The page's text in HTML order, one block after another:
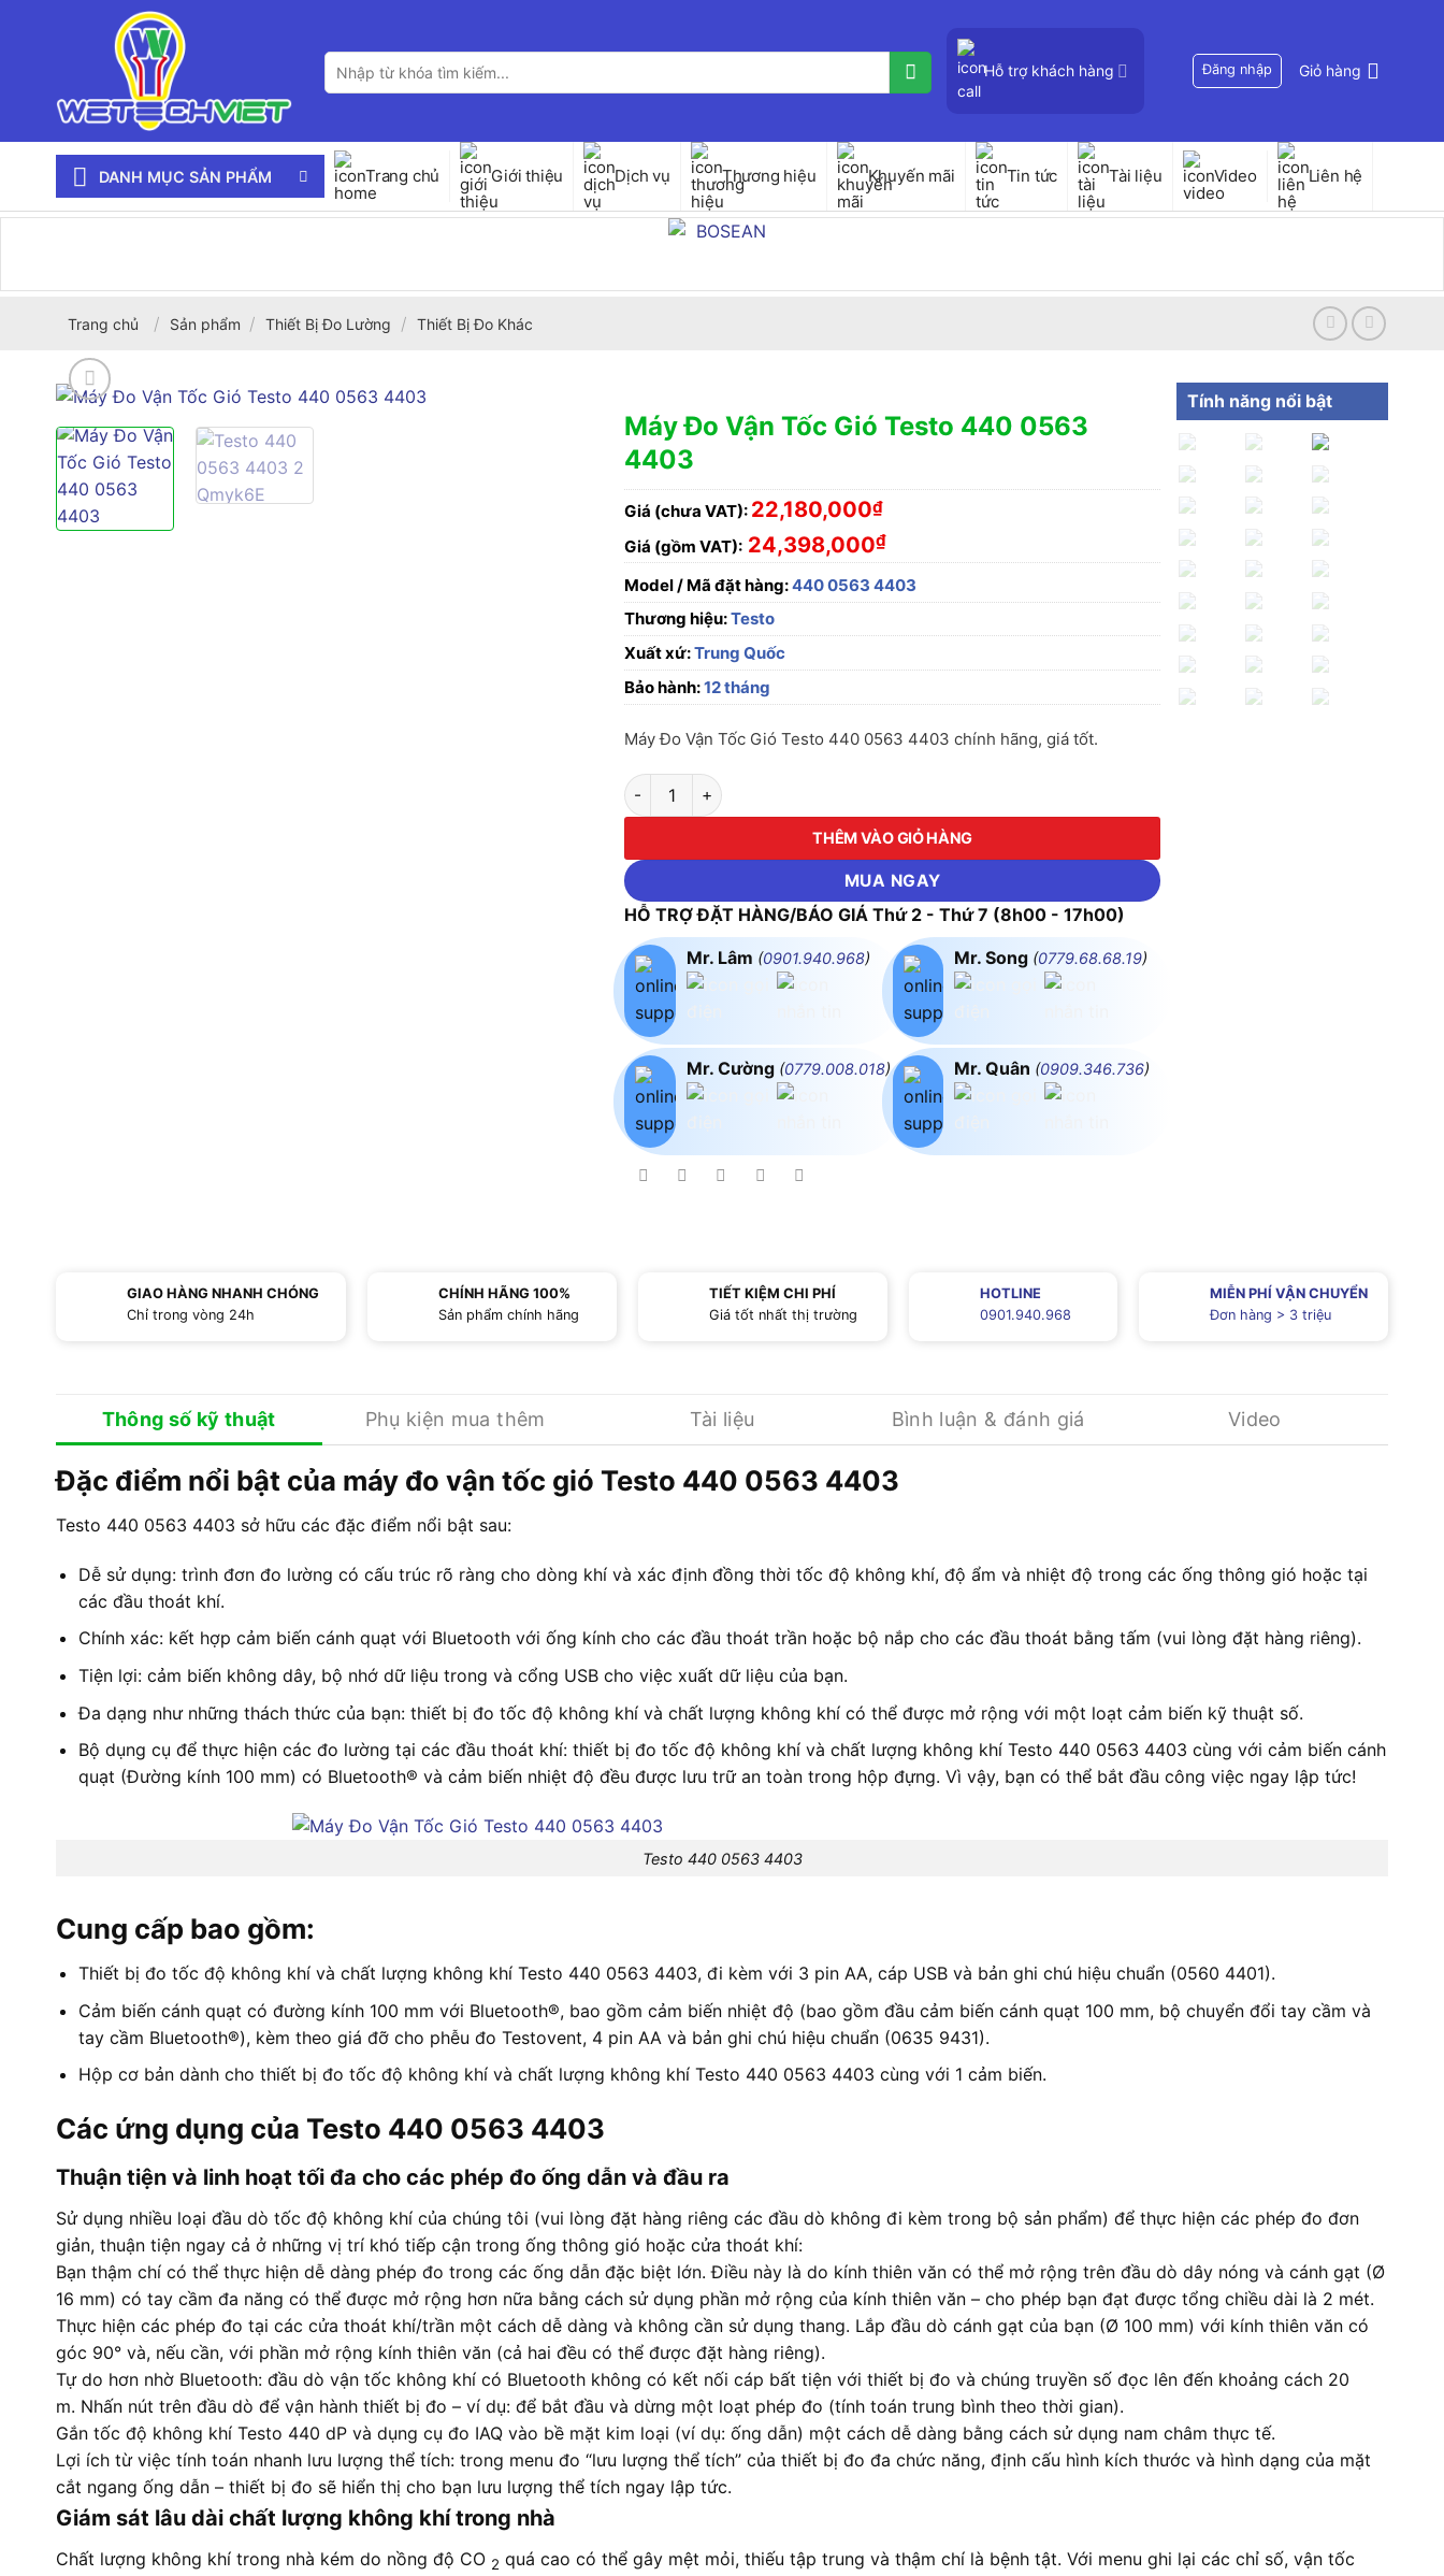
Tìm
kiếm:
Hỗ trợ khách hàng Đăng nhập Giỏ hàng
DANH MỤC SẢN PHẨM Trang chủ Giới thiệu Dịch vụ Thương hiệu Khuyến mãi Tin tức Tài liệu Video Liên hệ
Trang chủ / Sản phẩm / Thiết Bị Đo Lường / Thiết Bị Đo Khác
Máy Đo Vận Tốc Gió Testo 440 0563
4403
Giá (chưa VAT): 22,180,000₫
Giá (gồm VAT): 24,398,000₫
Model / Mã đặt hàng:440 0563 4403
Thương hiệu:Testo
Xuất xứ:Trung Quốc
Bảo hành:12 tháng
Máy Đo Vận Tốc Gió Testo 440 0563 4403 chính hãng, giá tốt.
Máy Đo Vận Tốc Gió Testo 440 0563 4403 số lượng
THÊM VÀO GIỎ HÀNG
MUA NGAY
HỖ TRỢ ĐẶT HÀNG/BÁO GIÁ Thứ 2 - Thứ 7 (8h00 - 17h00)
Mr. Lâm (0901.940.968)
Mr. Cường (0779.008.018)
Mr. Song (0779.68.68.19)
Mr. Quân (0909.346.736)
Tính năng nổi bật
GIAO HÀNG NHANH CHÓNG
Chỉ trong vòng 24h
CHÍNH HÃNG 100%
Sản phẩm chính hãng
TIẾT KIỆM CHI PHÍ
Giá tốt nhất thị trường
HOTLINE
0901.940.968
MIỄN PHÍ VẬN CHUYỂN
Đơn hàng > 3 triệu
Thông số kỹ thuật Phụ kiện mua thêm Tài liệu Bình luận & đánh giá Video
Đặc điểm nổi bật của máy đo vận tốc gió Testo 440 0563 4403
Testo 440 0563 4403 sở hữu các đặc điểm nổi bật sau:
Dễ sử dụng: trình đơn đo lường có cấu trúc rõ ràng cho dòng khí và xác định đồng thời tốc độ không khí, độ ẩm và nhiệt độ trong các ống thông gió hoặc tại
các đầu thoát khí.
Chính xác: kết hợp cảm biến cánh quạt với Bluetooth với ống kính cho các đầu thoát trần hoặc bộ nắp cho các đầu thoát bằng tấm (vui lòng đặt hàng riêng).
Tiện lợi: cảm biến không dây, bộ nhớ dữ liệu trong và cổng USB cho việc xuất dữ liệu của bạn.
Đa dạng như những thách thức của bạn: thiết bị đo tốc độ không khí và chất lượng không khí có thể được mở rộng với một loạt cảm biến kỹ thuật số.
Bộ dụng cụ để thực hiện các đo lường tại các đầu thoát khí: thiết bị đo tốc độ không khí và chất lượng không khí Testo 440 0563 4403 cùng với cảm biến cánh
quạt (Đường kính 100 mm) có Bluetooth® và cảm biến nhiệt độ đều được lưu trữ an toàn trong hộp đựng. Vì vậy, bạn có thể bắt đầu công việc ngay lập tức!
Testo 440 0563 4403
Cung cấp bao gồm:
Thiết bị đo tốc độ không khí và chất lượng không khí Testo 440 0563 4403, đi kèm với 3 pin AA, cáp USB và bản ghi chú hiệu chuẩn (0560 4401).
Cảm biến cánh quạt có đường kính 100 mm với Bluetooth®, bao gồm cảm biến nhiệt độ (bao gồm đầu cảm biến cánh quạt 100 mm, bộ chuyển đổi tay cầm và
tay cầm Bluetooth®), kèm theo giá đỡ cho phễu đo Testovent, 4 pin AA và bản ghi chú hiệu chuẩn (0635 9431).
Hộp cơ bản dành cho thiết bị đo tốc độ không khí và chất lượng không khí Testo 440 0563 4403 cùng với 1 cảm biến.
Các ứng dụng của Testo 440 0563 4403
Thuận tiện và linh hoạt tối đa cho các phép đo ống dẫn và đầu ra
Sử dụng nhiều loại đầu dò tốc độ không khí của chúng tôi (vui lòng đặt hàng riêng các đầu dò không đi kèm trong bộ sản phẩm) để thực hiện các phép đo đơn
giản, thuận tiện ngay cả ở những vị trí khó tiếp cận trong ống thông gió hoặc cửa thoát khí:
Bạn thậm chí có thể thực hiện dễ dàng phép đo trong các ống dẫn đặc biệt lớn. Điều này là do kính thiên văn có thể mở rộng trên đầu dò dây nóng và cánh gạt (Ø
16 mm) có tay cầm đa năng có thể được mở rộng hơn nữa bằng cách sử dụng phần mở rộng của kính thiên văn – cho phép bạn đạt được tổng chiều dài là 2 mét.
Thực hiện các phép đo tại các cửa thoát khí/trần một cách dễ dàng và không cần sử dụng thang. Lắp đầu dò cánh gạt của bạn (Ø 100 mm) với kính thiên văn có
góc 90° và, nếu cần, với phần mở rộng kính thiên văn (cả hai đều có thể được đặt hàng riêng).
Tự do hơn nhờ Bluetooth: đầu dò vận tốc không khí có Bluetooth không có kết nối cáp bất tiện với thiết bị đo và chúng truyền số đọc lên đến khoảng cách 20
m. Nhấn nút trên đầu dò để vận hành thiết bị đo – ví dụ: để bắt đầu và dừng một loạt phép đo (tính toán trung bình theo thời gian).
Gắn tốc độ không khí Testo 440 dP và dụng cụ đo IAQ vào bề mặt kim loại (ví dụ: ống dẫn) một cách dễ dàng bằng cách sử dụng nam châm thực tế.
Lợi ích từ việc tính toán nhanh lưu lượng thể tích: trong menu đo “lưu lượng thể tích” của thiết bị đo đa chức năng, định cấu hình kích thước và hình dạng của mặt
cắt ngang ống dẫn – thiết bị đo sẽ hiển thị cho bạn lưu lượng thể tích ngay lập tức.
Giám sát lâu dài chất lượng không khí trong nhà
Chất lượng không khí trong nhà kém do nồng độ CO 2 quá cao có thể gây mệt mỏi, thiếu tập trung và thậm chí là bệnh tật. Với menu ghi lại các chỉ số, vận tốc